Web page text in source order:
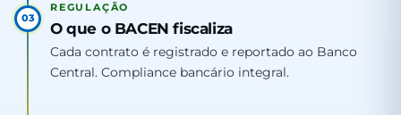
03
REGULAÇÃO
O que o BACEN fiscaliza
Cada contrato é registrado e reportado ao Banco
Central. Compliance bancário integral.